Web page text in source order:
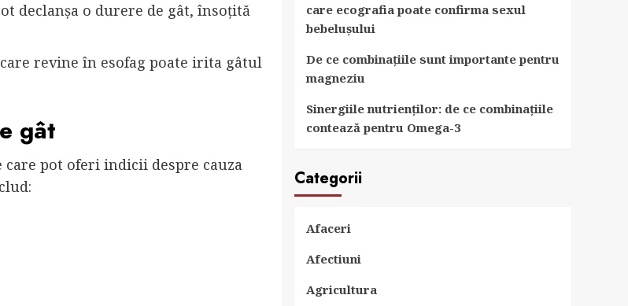
declanșa o durere de gât, însoțită
revine în esofag poate irita gâtul
gât
pot oferi indicii despre cauza
care ecografia poate confirma sexul
bebelușului
De ce combinațiile sunt importante pentru
magneziu
Sinergiile nutrienților: de ce combinațiile
contează pentru Omega-3
Categorii
Afaceri
Afectiuni
Agricultura